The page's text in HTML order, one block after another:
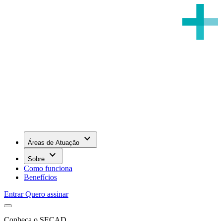
Áreas de Atuação keyboard_arrow_down
Sobre keyboard_arrow_down
Como funciona
Benefícios
EntrarQuero assinar